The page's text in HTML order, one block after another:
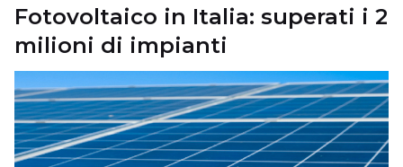
Fotovoltaico in Italia: superati i 2
milioni di impianti